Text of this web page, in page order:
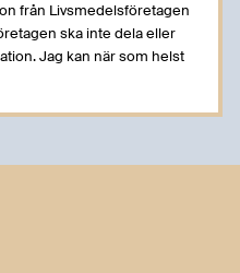
från Livsmedelsföretagen
ska inte dela eller
Jag kan när som helst